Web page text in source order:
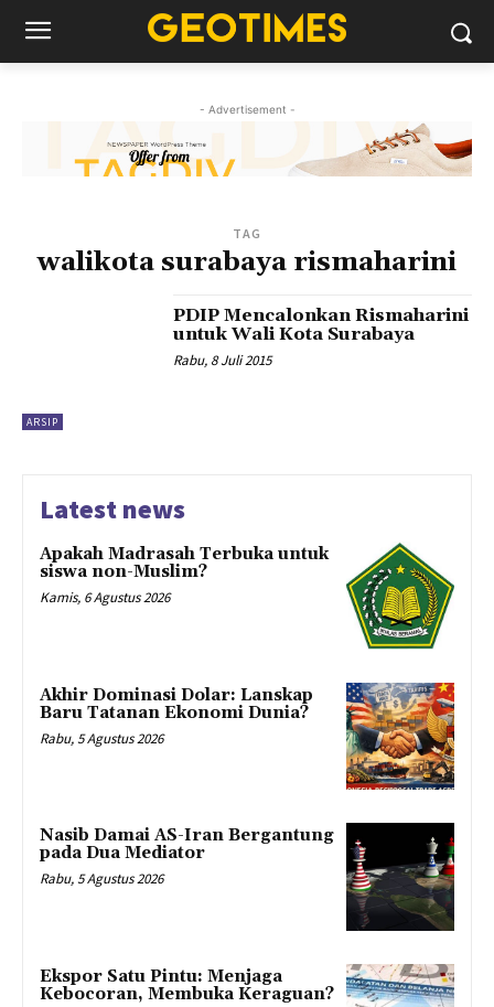
- Advertisement -
TAG
walikota surabaya rismaharini
ARSIP
PDIP Mencalonkan Rismaharini
untuk Wali Kota Surabaya
Rabu, 8 Juli 2015
Latest news
Apakah Madrasah Terbuka untuk
siswa non-Muslim?
Kamis, 6 Agustus 2026
Akhir Dominasi Dolar: Lanskap
Baru Tatanan Ekonomi Dunia?
Rabu, 5 Agustus 2026
Nasib Damai AS-Iran Bergantung
pada Dua Mediator
Rabu, 5 Agustus 2026
Ekspor Satu Pintu: Menjaga
Kebocoran, Membuka Keraguan?